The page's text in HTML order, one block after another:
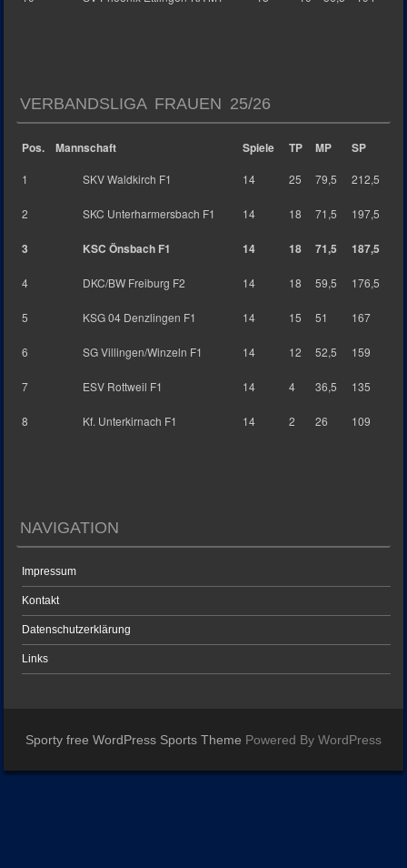
VERBANDSLIGA FRAUEN 25/26
Pos. Mannschaft Spiele TP MP SP
1 SKV Waldkirch F1 14 25 79,5 212,5
2 SKC Unterharmersbach F1 14 18 71,5 197,5
3 KSC Önsbach F1 14 18 71,5 187,5
4 DKC/BW Freiburg F2 14 18 59,5 176,5
5 KSG 04 Denzlingen F1 14 15 51 167
6 SG Villingen/Winzeln F1 14 12 52,5 159
7 ESV Rottweil F1 14 4 36,5 135
8 Kf. Unterkirnach F1 14 2 26 109
NAVIGATION
Impressum
Kontakt
Datenschutzerklärung
Links
Sporty free WordPress Sports Theme Powered By WordPress